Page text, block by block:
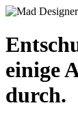
einige
durch.